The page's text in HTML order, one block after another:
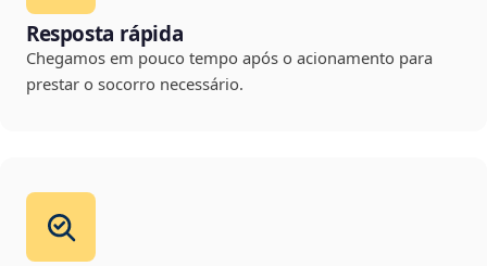
Resposta rápida
Chegamos em pouco tempo após o acionamento para
prestar o socorro necessário.